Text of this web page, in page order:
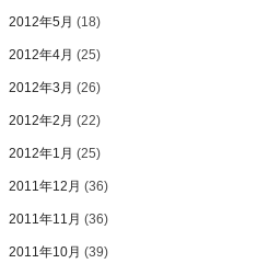
2012年5月 (18)
2012年4月 (25)
2012年3月 (26)
2012年2月 (22)
2012年1月 (25)
2011年12月 (36)
2011年11月 (36)
2011年10月 (39)